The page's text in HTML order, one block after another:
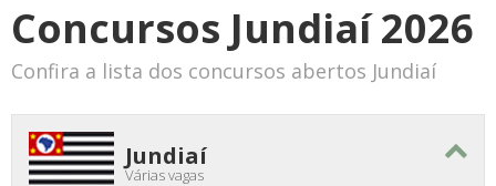
Concursos Jundiaí 2026
Confira a lista dos concursos abertos Jundiaí
Jundiaí
Várias vagas